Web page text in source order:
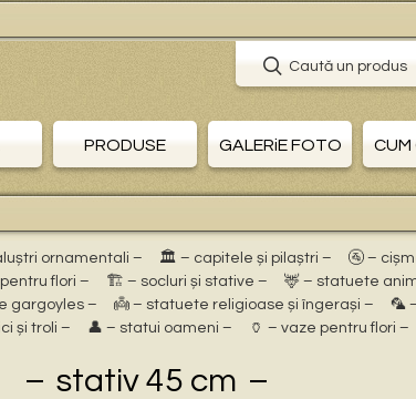
Caută un produs
PRODUSE GALERiE FOTO CUM
ornamentali – 🏛 – capitele și pilaștri – 🚰 –
flori – 🏗 – socluri și stative – 🦌 – statuete
gargoyles – 👼 – statuete religioase și îngerași – 🦜
și troli –
👤 – statui oameni – 🏺 – vaze pentru flori –
stativ 45 cm